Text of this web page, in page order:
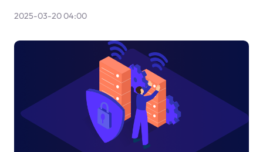
2025-03-20 04:00